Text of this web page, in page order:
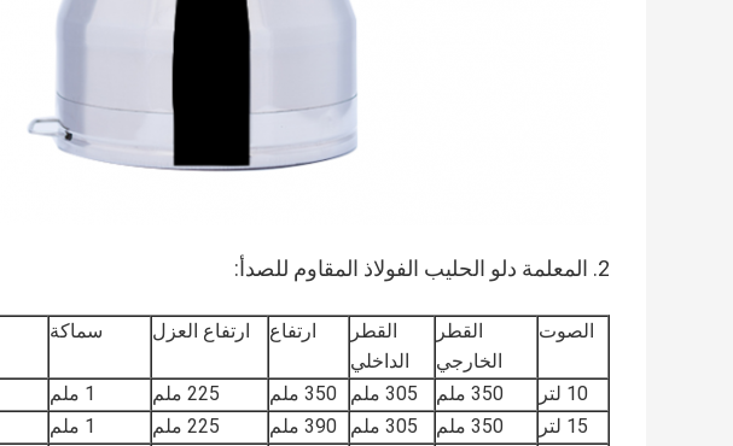
2. المعلمة دلو الحليب الفولاذ المقاوم للصدأ:
الصوت
القطر
الخارجي
القطر
الداخلي
ارتفاع ارتفاع العزل سماكة
10 لتر 350 ملم 305 ملم 350 ملم 225 ملم 1 ملم
15 لتر
350 ملم 305 ملم 390 ملم 225 ملم 1 ملم